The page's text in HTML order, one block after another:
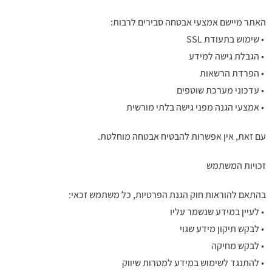
האתר מיישם אמצעי אבטחה סבירים לרבות:
• שימוש בתעודת SSL
• הגבלת גישה למידע
• הפרדת הרשאות
• עדכוני מערכת שוטפים
• אמצעי הגנה מפני גישה בלתי מורשית
עם זאת, אין אפשרות להבטיח אבטחה מוחלטת.
זכויות המשתמש
בהתאם להוראות חוק הגנת הפרטיות, כל משתמש זכאי:
• לעיין במידע שנשמר עליו
• לבקש תיקון מידע שגוי
• לבקש מחיקה
• להתנגד לשימוש במידע למטרות שיווק